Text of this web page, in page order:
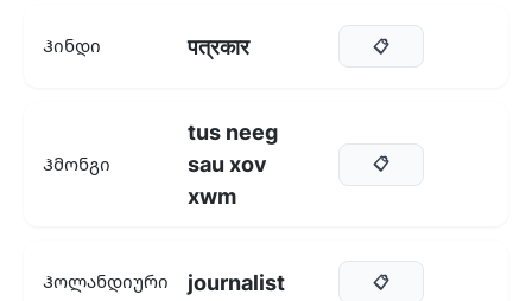
Ჰინდი पत्रकार 📋
Ჰმონგი
tus neeg
sau xov
xwm
📋
Ჰოლანდიური journalist 📋